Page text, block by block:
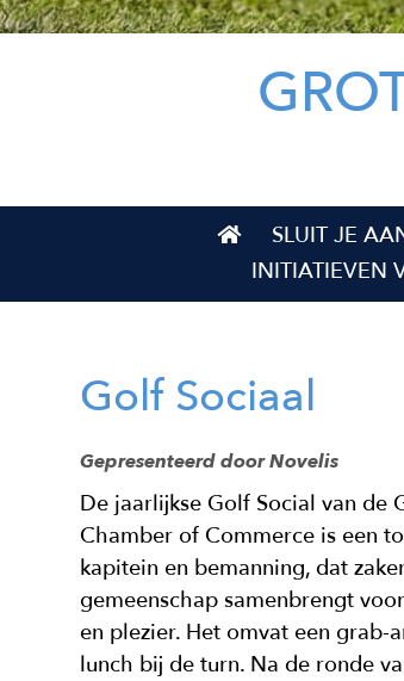
SLUIT JE
INITIATIEVEN
Golf Sociaal
Gepresenteerd door Novelis
De jaarlijkse Golf Social van de
Chamber of Commerce is een
kapitein en bemanning, dat
gemeenschap samenbrengt
en plezier. Het omvat een
lunch bij de turn. Na de ronde